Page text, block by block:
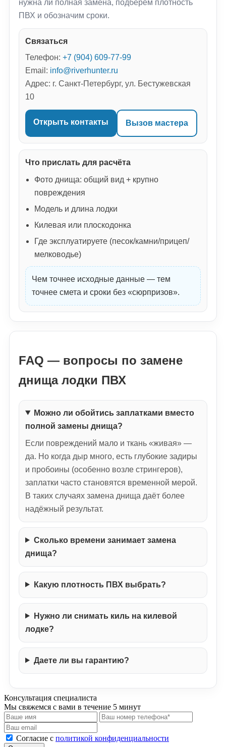
нужна ли полная замена, подберём плотность
ПВХ и обозначим сроки.
Связаться
Телефон: +7 (904) 609-77-99
Email: info@riverhunter.ru
Адрес: г. Санкт-Петербург, ул. Бестужевская
10
Открыть контакты Вызов мастера
Что прислать для расчёта
Фото днища: общий вид + крупно
повреждения
Модель и длина лодки
Килевая или плоскодонка
Где эксплуатируете (песок/камни/прицеп/
мелководье)
Чем точнее исходные данные — тем
точнее смета и сроки без «сюрпризов».
FAQ — вопросы по замене
днища лодки ПВХ
Можно ли обойтись заплатками вместо
полной замены днища?
Если повреждений мало и ткань «живая» —
да. Но когда дыр много, есть глубокие задиры
и пробоины (особенно возле стрингеров),
заплатки часто становятся временной мерой.
В таких случаях замена днища даёт более
надёжный результат.
Сколько времени занимает замена
днища?
Какую плотность ПВХ выбрать?
Нужно ли снимать киль на килевой
лодке?
Даете ли вы гарантию?
Консультация специалиста
Мы свяжемся с вами в течение 5 минут
Cогласие с политикой конфиденциальности